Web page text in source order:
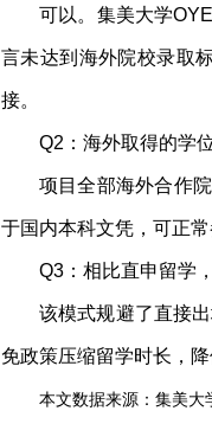
可以。集美大学
言未达到海外院校录取
接。
Q2：海外取得的学
项目全部海外合作
于国内本科文凭，可正
Q3：相比直申留学
该模式规避了直接
免政策压缩留学时长，
本文数据来源：集美大